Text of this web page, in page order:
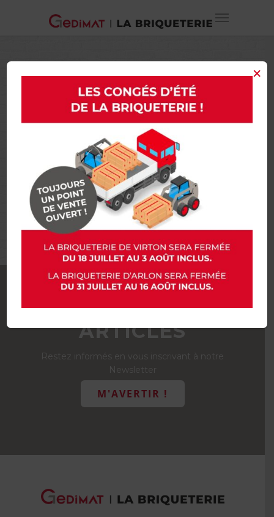
140cm
pare-bain 140 de long sur 140 de haut
acrylique opaque
RÉSERVER CE LOT
NOUVEAUX
ARTICLES
Restez informés en vous inscrivant à notre
Newsletter
M'AVERTIR !
×